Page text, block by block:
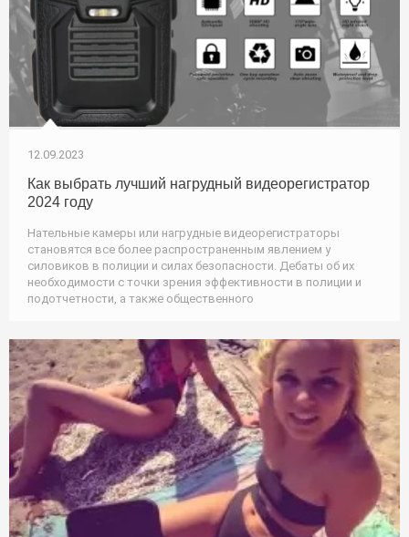
12.09.2023
Как выбрать лучший нагрудный видеорегистратор
2024 году
Нательные камеры или нагрудные видеорегистраторы
становятся все более распространенным явлением у
силовиков в полиции и силах безопасности. Дебаты об их
необходимости с точки зрения эффективности в полиции и
подотчетности, а также общественного